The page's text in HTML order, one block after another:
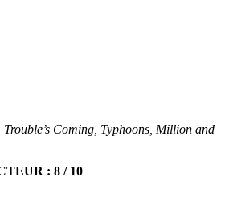
Trouble’s Coming, Typhoons, Million and
: 8 / 10